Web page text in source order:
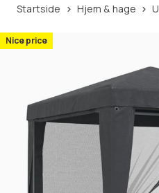
Startside Hjem & hage
Nice price